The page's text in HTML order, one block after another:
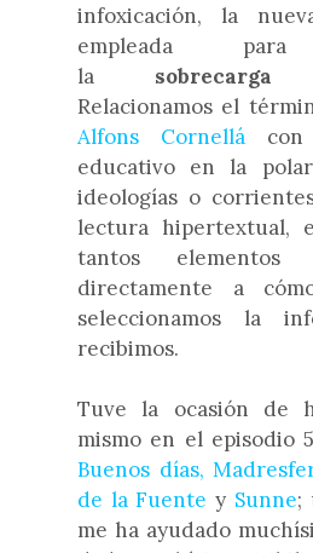
infoxicación, la
empleada para
la sobrecarga
Relacionamos el
Alfons Cornellácon
educativo en la
ideologías o
lectura hipertextual,
tantos elementos
directamente a
seleccionamos la
recibimos.
Tuve la ocasión de
mismo en el episodio
Buenos días,
de la Fuente y Sunne;
me ha ayudado